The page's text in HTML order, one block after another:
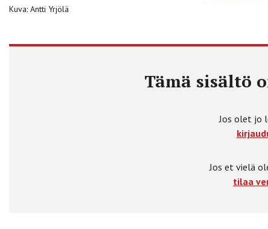
Kuva: Antti Yrjölä
Tämä sisältö
Jos olet jo
Jos et vielä
tilaa